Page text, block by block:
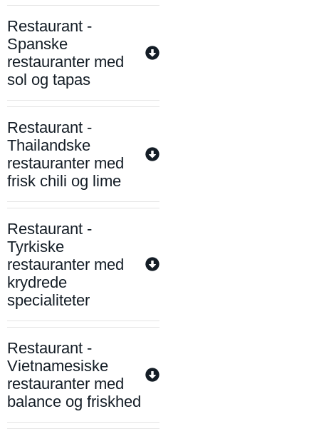
Restaurant -
Spanske
restauranter med
sol og tapas
Restaurant -
Thailandske
restauranter med
frisk chili og lime
Restaurant -
Tyrkiske
restauranter med
krydrede
specialiteter
Restaurant -
Vietnamesiske
restauranter med
balance og friskhed